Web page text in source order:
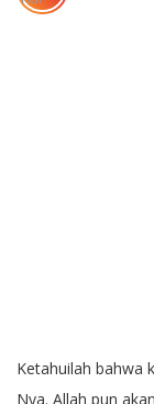
Ketahuilah bahwa
Nya. Allah pun